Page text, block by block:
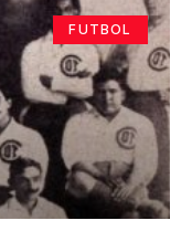
FUTBOL